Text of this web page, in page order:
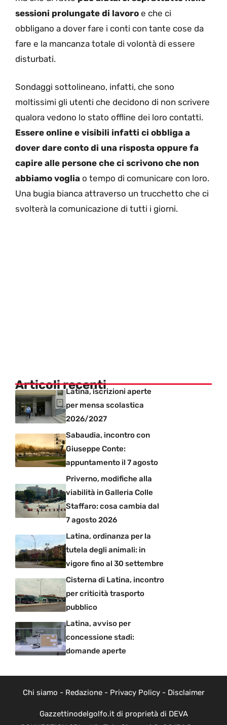
sessioni prolungate di lavoro e che ci
obbligano a dover fare i conti con tante cose da
fare e la mancanza totale di volontà di essere
disturbati.
Sondaggi sottolineano, infatti, che sono
moltissimi gli utenti che decidono di non scrivere
qualora vedono lo stato offline dei loro contatti.
Essere online e visibili infatti ci obbliga a
dover dare conto di una risposta oppure fa
capire alle persone che ci scrivono che non
abbiamo voglia o tempo di comunicare con loro.
Una bugia bianca attraverso un trucchetto che ci
svolterà la comunicazione di tutti i giorni.
Articoli recentiLatina, iscrizioni aperte
per mensa scolastica
2026/2027
Sabaudia, incontro con
Giuseppe Conte:
appuntamento il 7 agosto
Priverno, modifiche alla
viabilità in Galleria Colle
Staffaro: cosa cambia dal
7 agosto 2026
Latina, ordinanza per la
tutela degli animali: in
vigore fino al 30 settembre
Cisterna di Latina, incontro
per criticità trasporto
pubblico
Latina, avviso per
concessione stadi:
domande aperte
Chi siamo - Redazione- Privacy Policy- Disclaimer
Gazzettinodelgolfo.it di proprietà di DEVA